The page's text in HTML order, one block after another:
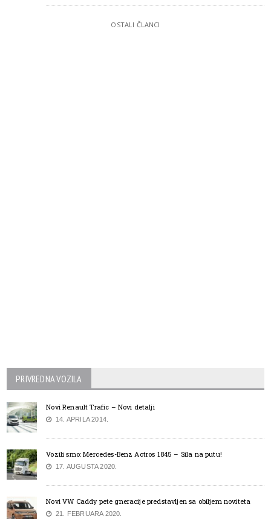
OSTALI ČLANCI
PRIVREDNA VOZILA
Novi Renault Trafic – Novi detalji
14. APRILA 2014.
Vozili smo: Mercedes-Benz Actros 1845 – Sila na putu!
17. AUGUSTA 2020.
Novi VW Caddy pete gneracije predstavljen sa obiljem noviteta
21. FEBRUARA 2020.